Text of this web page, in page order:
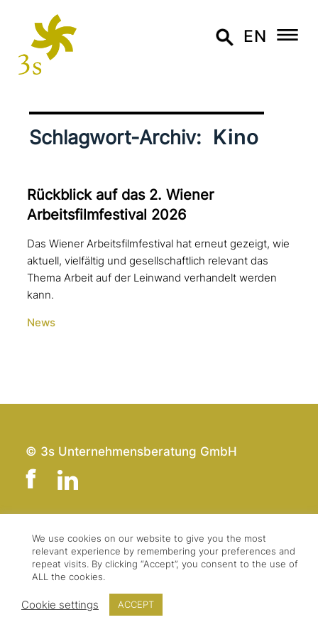
EN
Schlagwort-Archiv: Kino
Rückblick auf das 2. Wiener
Arbeitsfilmfestival 2026
Das Wiener Arbeitsfilmfestival hat erneut gezeigt, wie
aktuell, vielfältig und gesellschaftlich relevant das
Thema Arbeit auf der Leinwand verhandelt werden
kann.
News
© 3s Unternehmensberatung GmbH
Team
Kontakt
Presse & Logo
Impressum
Datenschutz
AGBs
We use cookies on our website to give you the most
relevant experience by remembering your preferences and
repeat visits. By clicking “Accept”, you consent to the use of
ALL the cookies.
Cookie settings ACCEPT